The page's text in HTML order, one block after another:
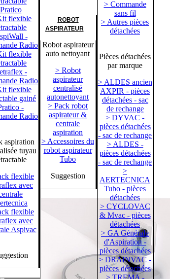
Pratico
flexible
-
Radio
flexible
-
Radio
flexible
gainé
-
Radio
aspiration
tuyau
flexible
avec
flexible
avec
Aspivac
ROBOT
ASPIRATEUR
Robot aspirateur
auto nettoyant
> Robot
aspirateur
centralisé
autonettoyant
> Pack robot
aspirateur &
centrale
aspiration
> Accessoires du
robot aspirateur
Tubo
Suggestion
> Commande
sans fil
> Autres pièces
détachées
Pièces détachées
par marque
> ALDES ancien
AXPIR - pièces
détachées - sac
de rechange
> DYVAC -
pièces détachées
- sac de rechange
> ALDES -
pièces détachées
- sac de rechange
>
AERTECNICA
Tubo - pièces
détachées
> CYCLOVAC
& Mvac - pièces
détachées
> GA Générale
d'Aspiration -
pièces détachées
> DRAINVAC -
pièces détachées
> TREMA -